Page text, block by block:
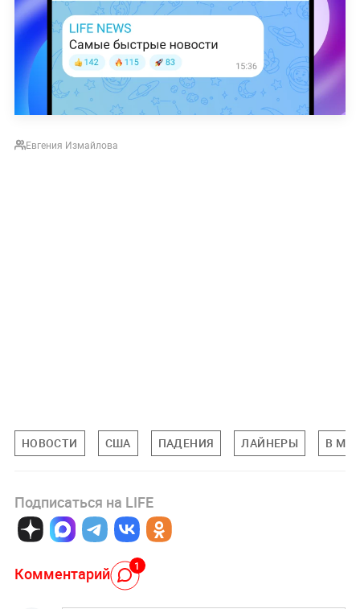
Евгения Измайлова
НОВОСТИ США ПАДЕНИЯ ЛАЙНЕРЫ В
Подписаться на LIFE
Комментарий 1